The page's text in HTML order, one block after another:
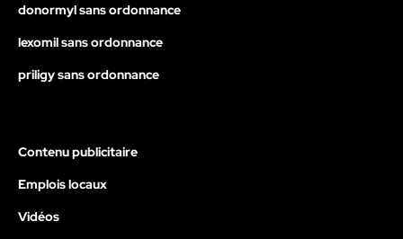
donormyl sans ordonnance
lexomil sans ordonnance
priligy sans ordonnance
Contenu publicitaire
Emplois locaux
Vidéos